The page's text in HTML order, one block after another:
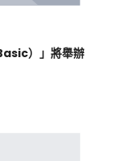
）」將舉辦